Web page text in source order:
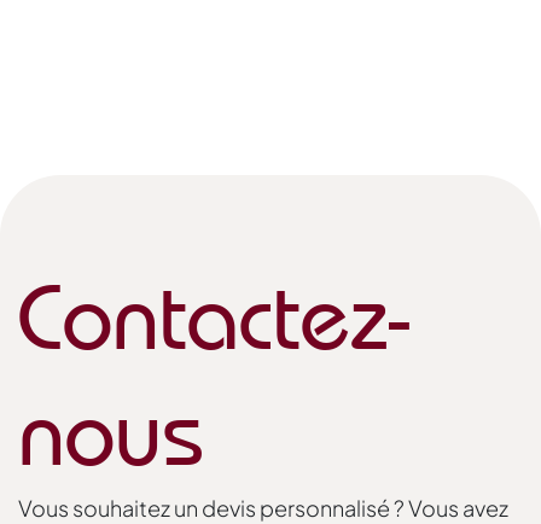
Contactez-
nous
Vous souhaitez un devis personnalisé ? Vous avez